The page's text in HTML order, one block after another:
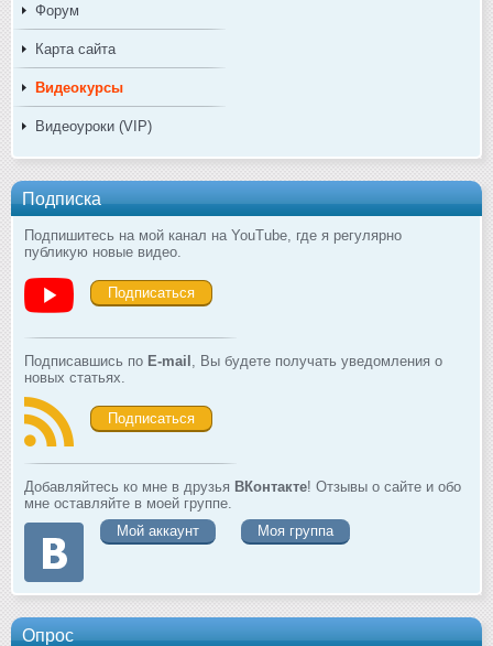
Форум
Карта сайта
Видеокурсы
Видеоуроки (VIP)
Подписка
Подпишитесь на мой канал на YouTube, где я регулярно
публикую новые видео.
Подписаться
Подписавшись по E-mail
, Вы будете получать уведомления о
новых статьях.
Подписаться
Добавляйтесь ко мне в друзья ВКонтакте! Отзывы о сайте и обо
мне оставляйте в моей группе.
Мой аккаунт
Моя группа
Опрос